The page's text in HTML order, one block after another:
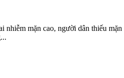
nhiễm mặn cao, người dân thiếu mặn